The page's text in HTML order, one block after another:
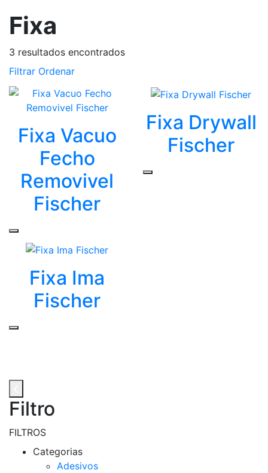
Fixa
3 resultados encontrados
Filtrar Ordenar
Fixa Vacuo
Fecho
Removivel
Fischer
Fixa Drywall
Fischer
Fixa Ima
Fischer
Filtro
FILTROS
Categorias
Adesivos